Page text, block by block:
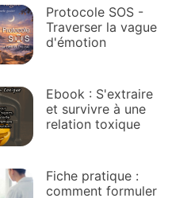
Protocole SOS -
Traverser la vague
d'émotion
Ebook : S'extraire
et survivre à une
relation toxique
Fiche pratique :
comment formuler